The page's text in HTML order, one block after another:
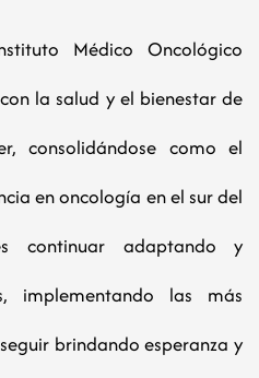
Médico Oncológico
la salud y el bienestar de
consolidándose como el
en oncología en el sur del
continuar adaptando y
implementando las más
brindando esperanza y